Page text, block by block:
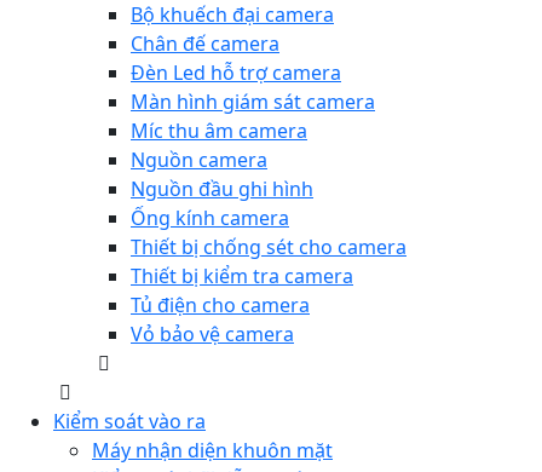
Bộ khuếch đại camera
Chân đế camera
Đèn Led hỗ trợ camera
Màn hình giám sát camera
Míc thu âm camera
Nguồn camera
Nguồn đầu ghi hình
Ống kính camera
Thiết bị chống sét cho camera
Thiết bị kiểm tra camera
Tủ điện cho camera
Vỏ bảo vệ camera
Kiểm soát vào ra
Máy nhận diện khuôn mặt